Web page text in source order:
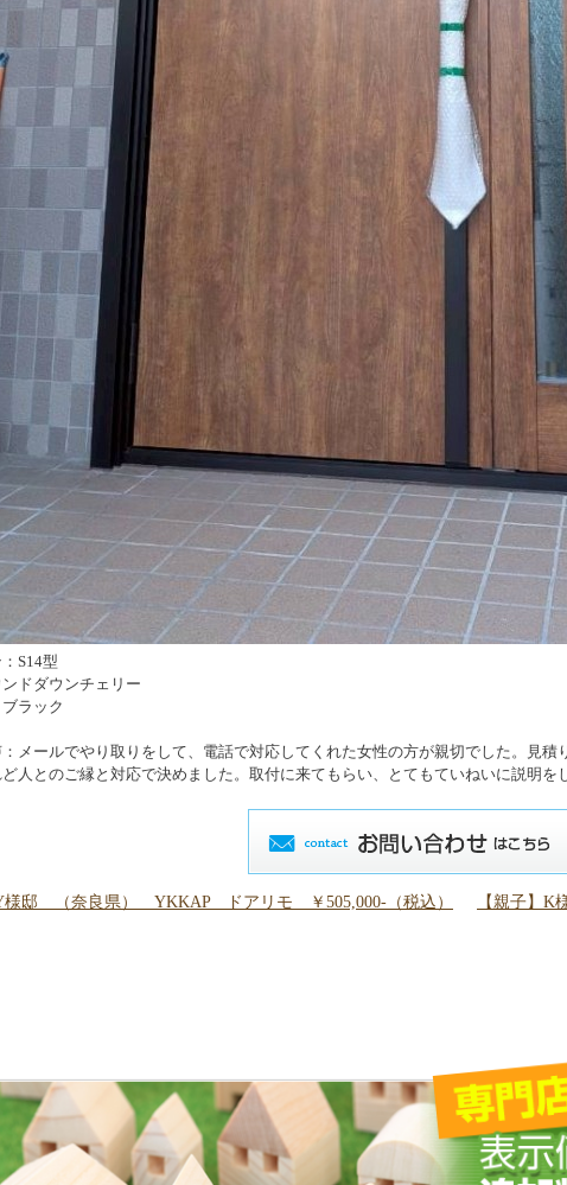
S14型
ンドダウンチェリー
ラック
メールでやり取りをして、電話で対応してくれた女性の方が親切でした。見
人とのご縁と対応で決めました。取付に来てもらい、とてもていねいに説明を
Y様邸 （奈良県） YKKAP ドアリモ ￥505,000-（税込） 【親子】